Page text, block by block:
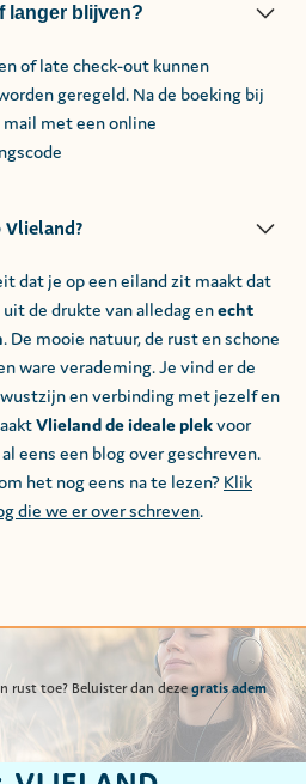
langer blijven?
of late check-out kunnen
geregeld. Na de boeking bij
met een online
dat je op een eiland zit maakt dat
de drukte van alledag enecht
. De mooie natuur, de rust en schone
ware verademing. Je vind er de
en verbinding met jezelf en
Vlieland de ideale plekvoor
eens een blog over geschreven.
het nog eens na te lezen? Klik
die we er over schreven.
rust toe? Beluister dan dezegratisadem